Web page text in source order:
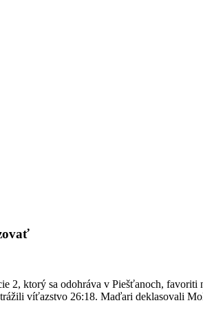
2, ktorý sa odohráva v Piešťanoch,
víťazstvo 26:18. Maďari deklasovali